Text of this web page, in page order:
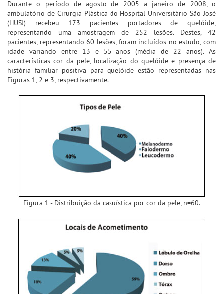
Durante o período de agosto de 2005 a janeiro de 2008, o
ambulatório de Cirurgia Plástica do Hospital Universitário São José
(HUSJ) recebeu 173 pacientes portadores de quelóide,
representando uma amostragem de 252 lesões. Destes, 42
pacientes, representando 60 lesões, foram incluídos no estudo, com
idade variando entre 13 e 55 anos (média de 22 anos). As
características cor da pele, localização do quelóide e presença de
história familiar positiva para quelóide estão representadas nas
Figuras 1, 2 e 3, respectivamente.
Figura 1 - Distribuição da casuística por cor da pele, n=60.